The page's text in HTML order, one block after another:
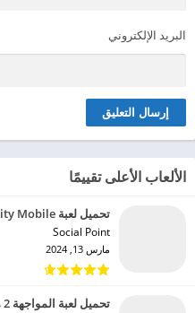
البريد الإلكتروني
الألعاب الأعلى تقييمًا
تحميل لعبة Dragon City Mobile مهكرة للاندرويد 2024
Social Point‏
مارس 13, 2024
تحميل لعبة المواجهة 2 مهكرة للاندرويد 2024